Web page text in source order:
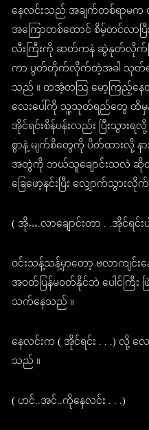
နေလင်းသည် အချက်တစ်ရာမ
အကြောတစ်ထောင် စိမ့်တင်လာပြီ
လီးကြီးကို ဆတ်ကနဲ ဆွဲနုတ်လိုက်ပ
ကာ ပွတ်တိုက်လိုက်တဲ့အခါ သုတ်ရ
သည် ။ တအံ့တဩ မော့ကြည့်နေတဲ့
လေးပေါ်ကို သူ့သုတ်ရည်တွေ ထိမှ
အိုင်ရင်းစိန်ပန်းလည်း ပြီးသွားရလို့
စွာနဲ့ မျက်စိတွေကို ပိတ်ထားလို့
အတွဲကို ဘယ်သူချောင်းသလဲ
ခြေဖော့နင်းပြီး လျှောက်သွား
( အို….လာချောင်းတာ . .အိုင်ရင်း
ဝင်းသန့်သန့်မှာတော့ ဗလာကျ
အဝတ်ပြန်မဝတ်နိုင်ဘဲ ပေါင်ကြီး
သက်နေသည် ။
နေလင်းက ( အိုင်ရင်း . . .) လို့
သည် ။
( ဟင်..အင်..ကိုနေလင်း . . .)